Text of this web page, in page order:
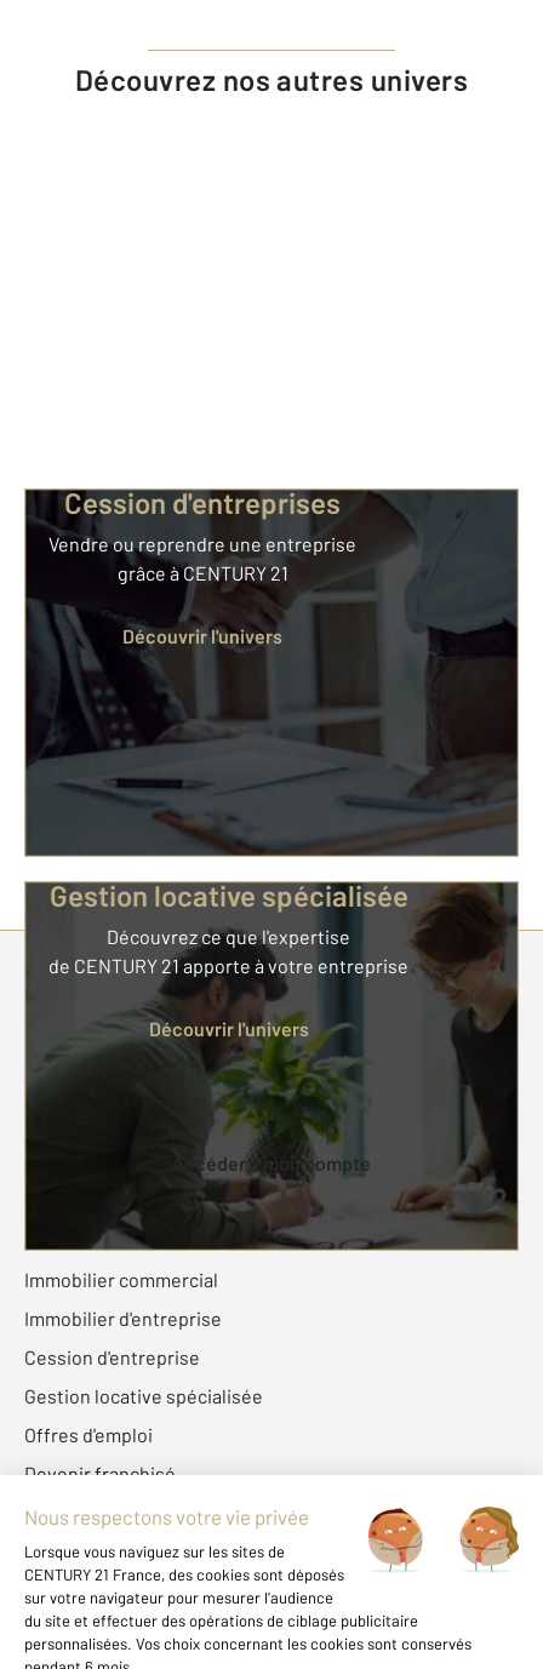
Découvrez nos autres univers
Cession d'entreprises
Vendre ou reprendre une entreprise
grâce à CENTURY 21
Découvrir l'univers
Gestion locative spécialisée
Découvrez ce que l'expertise
de CENTURY 21 apporte à votre entreprise
Découvrir l'univers
Parlons de vous, parlons biens
Accéder à mon compte
Fonds de commerce
Immobilier commercial
Immobilier d'entreprise
Cession d'entreprise
Gestion locative spécialisée
Offres d'emploi
Devenir franchisé
Century 21 France
Fine Homes & Estates
À propos de CENTURY 21
International